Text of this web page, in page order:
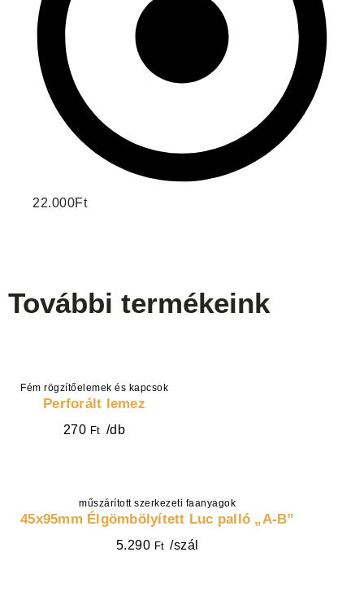
22.000Ft
További termékeink
VÁLASSZ OPCIÓT
Fém rögzítőelemek és kapcsok
Perforált lemez
270 Ft /db
KOSÁRBA
műszárított szerkezeti faanyagok
45x95mm Élgömbölyített Luc palló „A-B”
5.290 Ft /szál